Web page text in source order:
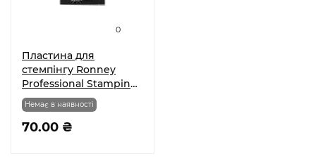
0
Пластина для
стемпінгу Ronney
Professional Stamping
Palete RN 00409
70.00 ₴
Немає в наявності